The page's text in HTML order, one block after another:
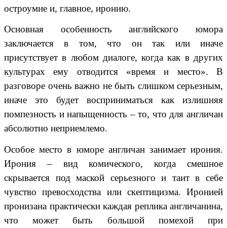
остроумие и, главное, иронию.
Основная особенность английского юмора
заключается в том, что он так или иначе
присутствует в любом диалоге, когда как в других
культурах ему отводится «время и место». В
разговоре очень важно не быть слишком серьезным,
иначе это будет восприниматься как излишняя
помпезность и напыщенность – то, что для англичан
абсолютно неприемлемо.
Особое место в юморе англичан занимает ирония.
Ирония – вид комического, когда смешное
скрывается под маской серьезного и таит в себе
чувство превосходства или скептицизма. Иронией
пронизана практически каждая реплика англичанина,
что может быть большой помехой при